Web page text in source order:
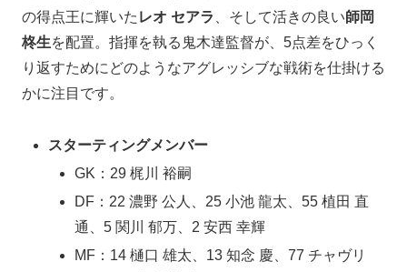
の得点王に輝いた レオ セアラ 、そして活きの良い師岡
柊生を配置。指揮を執る鬼木達監督が、5点差をひっく
り返すためにどのようなアグレッシブな戦術を仕掛ける
かに注目です。
スターティングメンバー
GK：29 梶川 裕嗣
DF：22 濃野 公人、25 小池 龍太、55 植田 直
通、5 関川 郁万、2 安西 幸輝
MF：14 樋口 雄太、13 知念 慶、77 チャヴリ